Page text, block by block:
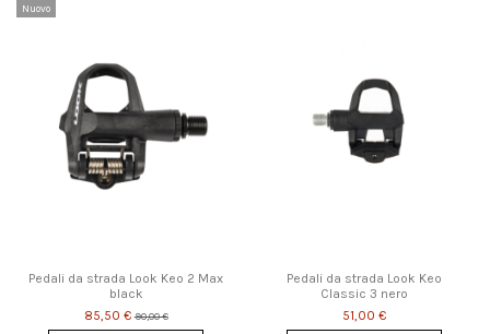
Nuovo
Pedali da strada Look Keo 2 Max
black
85,50 € 90,00 €
Pedali da strada Look Keo
Classic 3 nero
51,00 €